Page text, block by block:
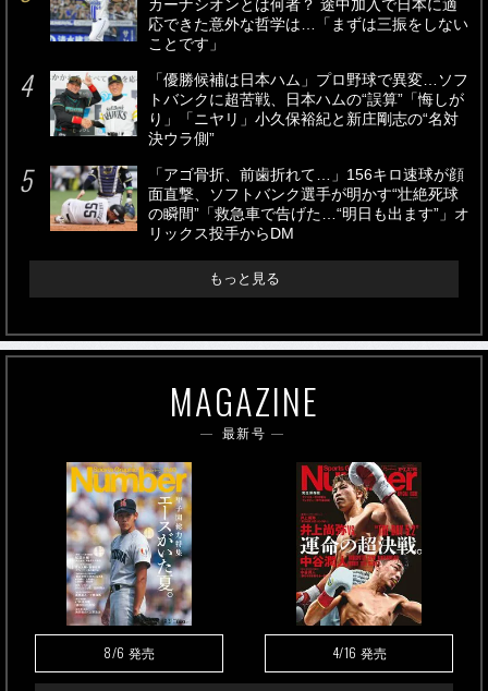
カーナシオンとは何者？ 途中加入で日本に適
応できた意外な哲学は…「まずは三振をしない
ことです」
「優勝候補は日本ハム」プロ野球で異変…ソフ
トバンクに超苦戦、日本ハムの“誤算”「悔しが
り」「ニヤリ」小久保裕紀と新庄剛志の“名対
決ウラ側”
「アゴ骨折、前歯折れて…」156キロ速球が顔
面直撃、ソフトバンク選手が明かす“壮絶死球
の瞬間”「救急車で告げた…“明日も出ます”」オ
リックス投手からDM
もっと見る
MAGAZINE
最新号
8/6 発売 4/16 発売